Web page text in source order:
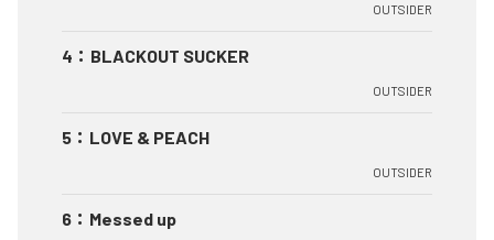
OUTSIDER
4 ： BLACKOUT SUCKER
OUTSIDER
5 ： LOVE & PEACH
OUTSIDER
6 ： Messed up